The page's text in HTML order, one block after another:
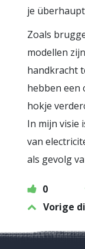
je
Zoals
modellen
handkracht
hebben een
hokje
In mijn visie
van
als gevolg
0
Vorige